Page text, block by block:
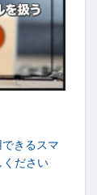
できるスマ
ください